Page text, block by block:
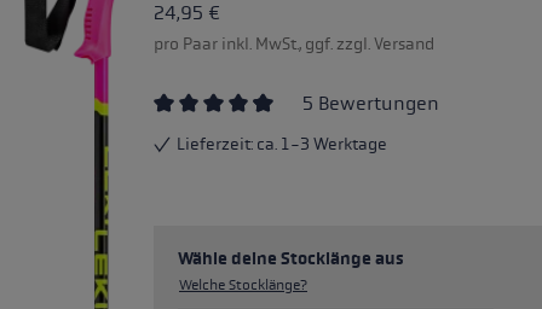
24,95 €
pro Paar inkl. MwSt., ggf. zzgl. Versand
5 Bewertungen
Lieferzeit: ca. 1-3 Werktage
Wähle deine Stocklänge aus
Welche Stocklänge?